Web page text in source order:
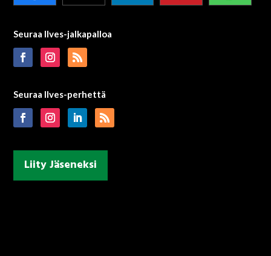
Seuraa Ilves-jalkapalloa
Seuraa Ilves-perhettä
Liity Jäseneksi